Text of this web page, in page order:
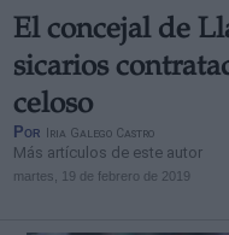
El concejal de
sicarios
celoso
Por Iria Galego Castro
Más artículos de este autor
martes, 19 de febrero de 2019